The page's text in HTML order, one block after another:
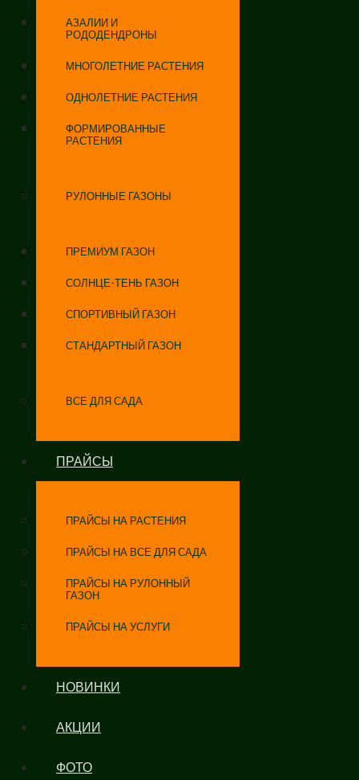
АЗАЛИИ И
РОДОДЕНДРОНЫ
МНОГОЛЕТНИЕ РАСТЕНИЯ
ОДНОЛЕТНИЕ РАСТЕНИЯ
ФОРМИРОВАННЫЕ
РАСТЕНИЯ
РУЛОННЫЕ ГАЗОНЫ
ПРЕМИУМ ГАЗОН
СОЛНЦЕ-ТЕНЬ ГАЗОН
СПОРТИВНЫЙ ГАЗОН
СТАНДАРТНЫЙ ГАЗОН
ВСЕ ДЛЯ САДА
ПРАЙСЫ
ПРАЙСЫ НА РАСТЕНИЯ
ПРАЙСЫ НА ВСЕ ДЛЯ САДА
ПРАЙСЫ НА РУЛОННЫЙ
ГАЗОН
ПРАЙСЫ НА УСЛУГИ
НОВИНКИ
АКЦИИ
ФОТО